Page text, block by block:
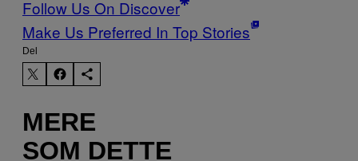
Follow Us On Discover
Make Us Preferred In Top Stories
Del
MERE
SOM DETTE